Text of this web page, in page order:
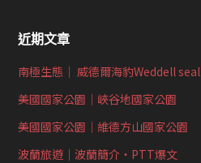
近期文章
南極生態｜ 威德爾海豹Weddell seal
美國國家公園｜峽谷地國家公園
美國國家公園｜維德方山國家公園
波蘭旅遊｜波蘭簡介‧PTT爆文